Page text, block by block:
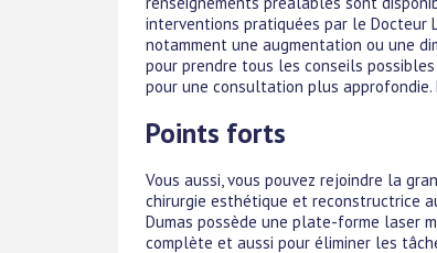
interventions pratiquées par le Docteur
notamment une augmentation ou une
pour prendre tous les conseils
pour une consultation plus
Points forts
Vous aussi, vous pouvez rejoindre la
chirurgie esthétique et reconstructrice
Dumas possède une plate-forme laser
complète et aussi pour éliminer les